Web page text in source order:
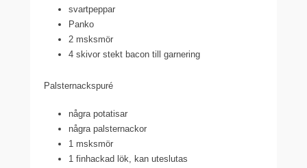
svartpeppar
Panko
2 msksmör
4 skivor stekt bacon till garnering
Palsternackspuré
några potatisar
någrapalsternackor
1 msksmör
1 finhackad lök, kan uteslutas